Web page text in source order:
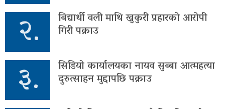
२. बिद्यार्थी वली माथि खुकुरी प्रहारको आरोपी
गिरी पक्राउ
३. सिडियो कार्यालयका नायव सुब्बा आत्महत्या
दुरुत्साहन मुद्दापछि पक्राउ